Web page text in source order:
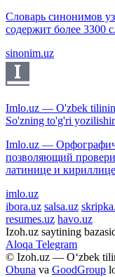
Словарь синонимов
содержит более 3300
sinonim.uz
Imlo.uz — O'zbek
So'zning to'g'ri
Imlo.uz —
позволяющий
латинице и
imlo.uz
ibora.uz salsa.uz
resumes.uz havo.uz
Izoh.uz saytining
Aloqa Telegram
© Izoh.uz — O‘zbek
Obuna va GoodGroup